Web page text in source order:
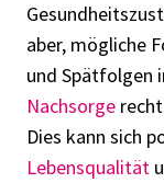
aber, mögliche F
und Spätfolgen
Nachsorge
Dies kann sich
Lebensqualität